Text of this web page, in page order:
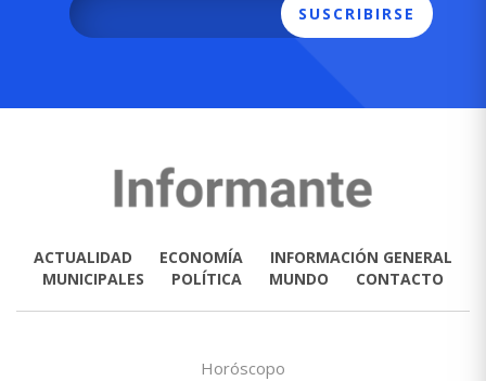
SUSCRIBIRSE
ACTUALIDAD ECONOMÍA
INFORMACIÓN GENERAL
MUNICIPALES
POLÍTICA MUNDO CONTACTO
Horóscopo